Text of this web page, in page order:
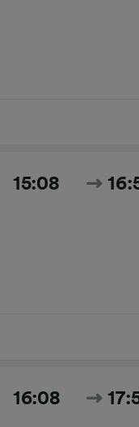
15:08
16:08